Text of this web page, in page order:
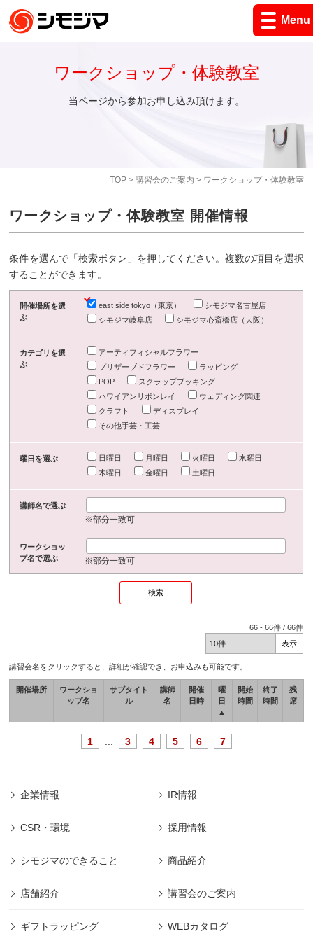
Menu
TOP> 講習会のご案内 > ワークショップ・体験教室
ワークショップ・体験教室
当ページから参加お申し込み頂けます。
ワークショップ・体験教室 開催情報
条件を選んで「検索ボタン」を押してください。複数の項目を選択
することができます。
開催場所を選
ぶ
east side tokyo（東京）
シモジマ名古屋店
シモジマ岐阜店
シモジマ心斎橋店（大阪）
カテゴリを選
ぶ
アーティフィシャルフラワー
プリザーブドフラワー
ラッピング
POP
スクラップブッキング
ハワイアンリボンレイ
ウェディング関連
クラフト
ディスプレイ
その他手芸・工芸
曜日を選ぶ 日曜日 月曜日 火曜日
水曜日
木曜日
金曜日 土曜日
講師名で選ぶ
※部分一致可
ワークショッ
プ名で選ぶ
※部分一致可
66 -66件 /66件
講習会名をクリックすると、詳細が確認でき、お申込みも可能です。
開催場所
ワークショ
ップ名
サブタイト
ル
講師
名
開催
日時
曜
日
▲
開始
時間
終了
時間
残
席
1 3 4 5 6 7
企業情報 IR情報
CSR・環境 採用情報
シモジマのできること 商品紹介
店舗紹介 講習会のご案内
ギフトラッピング WEBカタログ